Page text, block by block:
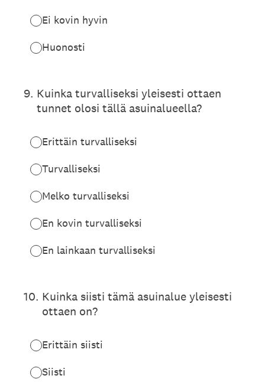
Ei kovin hyvin
Huonosti
9. Kuinka turvalliseksi yleisesti ottaen
tunnet olosi tällä asuinalueella?
Erittäin turvalliseksi
Turvalliseksi
Melko turvalliseksi
En kovin turvalliseksi
En lainkaan turvalliseksi
10. Kuinka siisti tämä asuinalue yleisesti
ottaen on?
Erittäin siisti
Siisti